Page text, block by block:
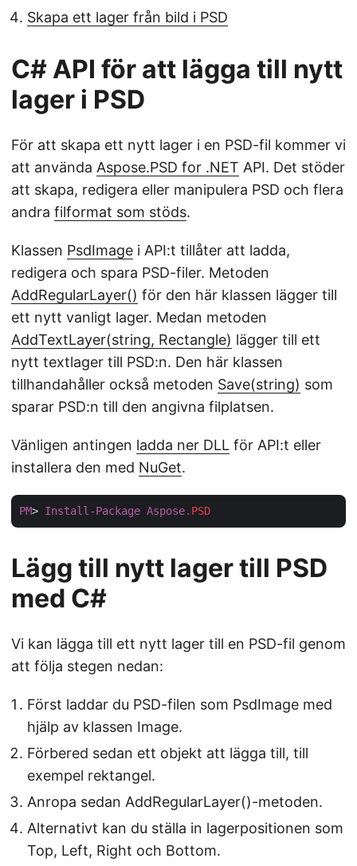
Skapa ett lager från bild i PSD
C# API för att lägga till nytt
lager i PSD
För att skapa ett nytt lager i en PSD-fil kommer vi
att använda Aspose.PSD for .NET API. Det stöder
att skapa, redigera eller manipulera PSD och flera
andra filformat som stöds.
Klassen PsdImage i API:t tillåter att ladda,
redigera och spara PSD-filer. Metoden
AddRegularLayer() för den här klassen lägger till
ett nytt vanligt lager. Medan metoden
AddTextLayer(string, Rectangle) lägger till ett
nytt textlager till PSD:n. Den här klassen
tillhandahåller också metoden Save(string) som
sparar PSD:n till den angivna filplatsen.
Vänligen antingen ladda ner DLL för API:t eller
installera den med NuGet.
PM> Install-Package Aspose.PSD
Lägg till nytt lager till PSD
med C#
Vi kan lägga till ett nytt lager till en PSD-fil genom
att följa stegen nedan:
Först laddar du PSD-filen som PsdImage med
hjälp av klassen Image.
Förbered sedan ett objekt att lägga till, till
exempel rektangel.
Anropa sedan AddRegularLayer()-metoden.
Alternativt kan du ställa in lagerpositionen som
Top, Left, Right och Bottom.